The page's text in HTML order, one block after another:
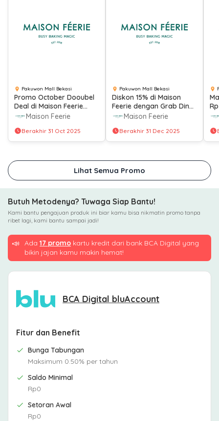
Pakuwon Mall Bekasi
Promo October Dooubel
Deal di Maison Feerie
dengan Berbagai Metode
Maison Feerie
Berakhir 31 Oct 2025
Pakuwon Mall Bekasi
Diskon 15% di Maison
Feerie dengan Grab Dine
OutMaison Feerie
Berakhir 31 Dec 2025
Lihat Semua Promo
Butuh Metodenya? Tuwaga Siap Bantu!
Kami bantu pengajuan produk ini biar kamu bisa nikmatin promo tanpa
ribet lagi, kami bantu sampai jadi!
📣 Ada 17 promo kartu kredit dari bank BCA Digital yang
bikin jajan kamu makin hemat!
BCA Digital bluAccount
Fitur dan Benefit
Bunga Tabungan
Maksimum 0.50% per tahun
Saldo Minimal
Rp0
Setoran Awal
Rp0